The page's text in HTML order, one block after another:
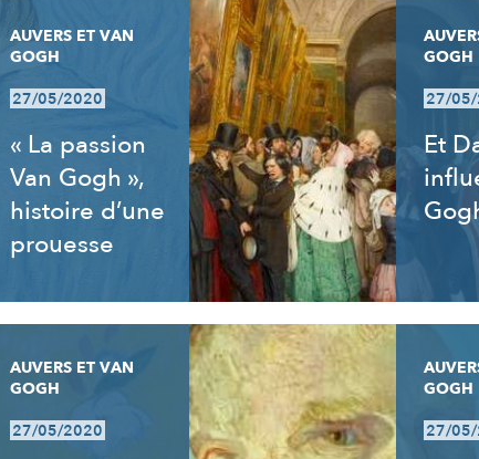
AUVERS ET VAN
GOGH
27/05/2020
« La passion
Van Gogh »,
histoire d’une
prouesse
GOGH
27/
Et
AUVERS ET VAN
GOGH
27/05/2020
GOGH
27/